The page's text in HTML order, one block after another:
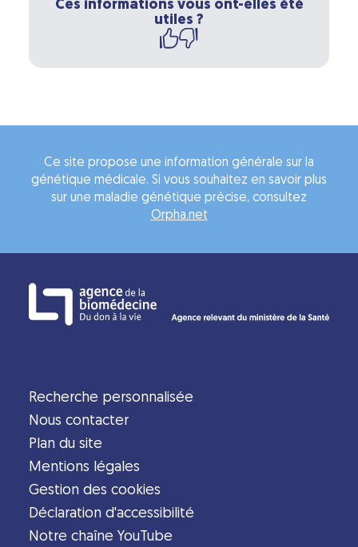
Ces informations vous ont-elles été
utiles ?
Ce site propose une information générale sur la
génétique médicale. Si vous souhaitez en savoir plus
sur une maladie génétique précise, consultez
Orpha.net
Recherche personnalisée
Nous contacter
Plan du site
Mentions légales
Gestion des cookies
Déclaration d'accessibilité
Notre chaîne YouTube